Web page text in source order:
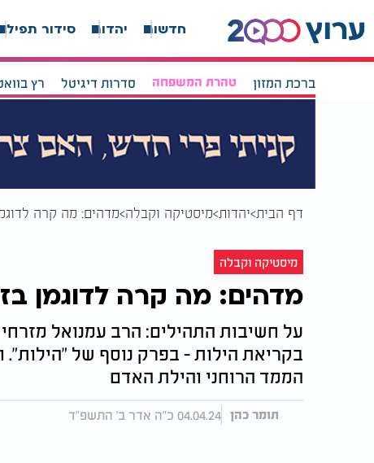
חדשות יהדות סידור
ברכת המזון טהרת המשפחה סדרות דיגיטל רץ
דף הבית יהדות מיסטיקה וקבלה מדהים: מה קרה
מיסטיקה וקבלה
מדהים: מה קרה לדוגמן
על חשיבות התהילים: הרב עמנואל
בקריאת הילות - בפרק נוסף של
הממד הרוחני והילת האדם
תומר כהן 04.04.24 כ"ה אדר ב' התשפ"ד